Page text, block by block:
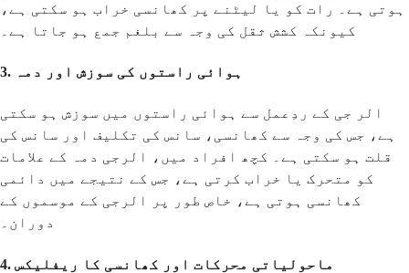
ہوتی ہے۔ رات کو یا لیٹنے پر کھانسی خراب ہو سکتی ہے،
کیونکہ کشش ثقل کی وجہ سے بلغم جمع ہو جاتا ہے۔
3. ہوائی راستوں کی سوزش اور دمہ
الر جی کے ردِعمل سے ہوائی راستوں میں سوزش ہو سکتی
ہے، جس کی وجہ سے کھانسی، سانس کی تکلیف اور سانس کی
قلت ہو سکتی ہے۔ کچھ افراد میں، الرجی دمہ کے علامات
کو متحرک یا خراب کرتی ہے، جس کے نتیجے میں دائمی
کھانسی ہوتی ہے، خاص طور پر الرجی کے موسموں کے
دوران۔
4. ماحولیاتی محرکات اور کھانسی کا ریفلیکس